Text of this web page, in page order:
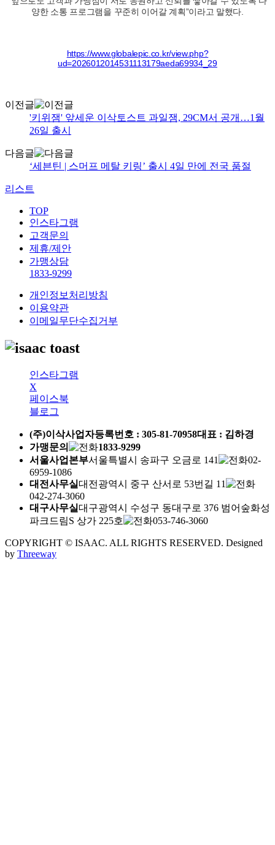
양한 소통 프로그램을 꾸준히 이어갈 계획”이라고 말했다.
https://www.globalepic.co.kr/view.php?
ud=2026012014531113179aeda69934_29
이전글
'키위잼' 앞세운 이삭토스트 과일잼, 29CM서 공개…1월
26일 출시
다음글
‘세븐틴 | 스머프 메탈 키링’ 출시 4일 만에 전국 품절
리스트
TOP
인스타그램
고객문의
제휴/제안
가맹상담
1833-9299
개인정보처리방침
이용약관
이메일무단수집거부
인스타그램
X
페이스북
블로그
(주)이삭사업자등록번호 : 305-81-70958대표 : 김하경
가맹문의
1833-9299
서울사업본부서울특별시 송파구 오금로 141
02-
6959-1086
대전사무실대전광역시 중구 산서로 53번길 11
042-274-3060
대구사무실대구광역시 수성구 동대구로 376 범어숲화성
파크드림S 상가 225호
053-746-3060
COPYRIGHT © ISAAC. ALL RIGHTS RESERVED. Designed
by Threeway